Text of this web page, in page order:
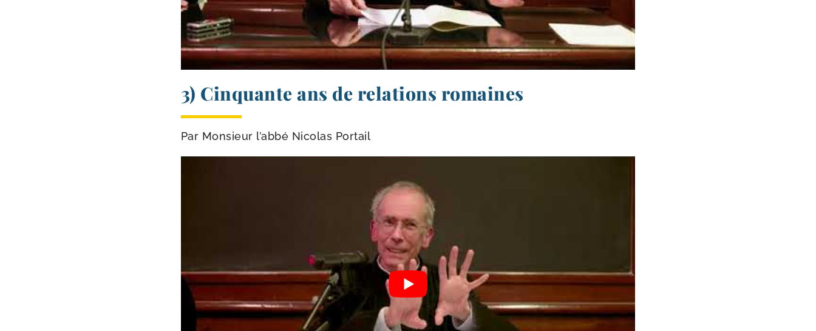
3) Cinquante ans de relations romaines
Par Monsieur l’ab­bé Nicolas Portail